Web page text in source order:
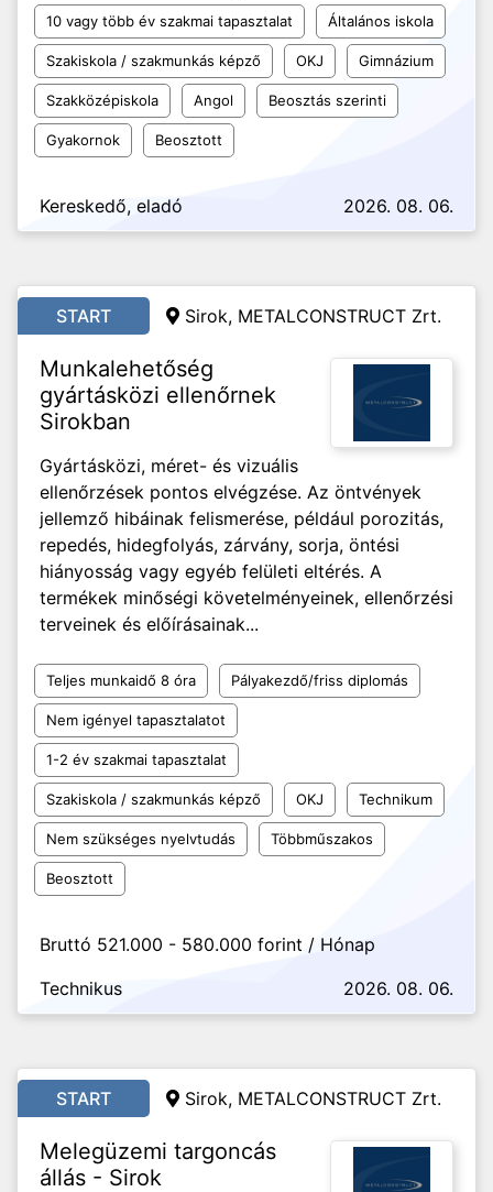
10 vagy több év szakmai tapasztalat Általános iskola
Szakiskola / szakmunkás képző OKJ Gimnázium
Szakközépiskola Angol Beosztás szerinti
Gyakornok Beosztott
Kereskedő, eladó 2026. 08. 06.
START Sirok, METALCONSTRUCT Zrt.
Munkalehetőség
gyártásközi ellenőrnek
Sirokban
Gyártásközi, méret- és vizuális
ellenőrzések pontos elvégzése. Az öntvények
jellemző hibáinak felismerése, például porozitás,
repedés, hidegfolyás, zárvány, sorja, öntési
hiányosság vagy egyéb felületi eltérés. A
termékek minőségi követelményeinek, ellenőrzési
terveinek és előírásainak...
Teljes munkaidő 8 óra Pályakezdő/friss diplomás
Nem igényel tapasztalatot
1-2 év szakmai tapasztalat
Szakiskola / szakmunkás képző OKJ Technikum
Nem szükséges nyelvtudás Többműszakos
Beosztott
Bruttó 521.000 - 580.000 forint / Hónap
Technikus
2026. 08. 06.
START Sirok, METALCONSTRUCT Zrt.
Melegüzemi targoncás
állás - Sirok